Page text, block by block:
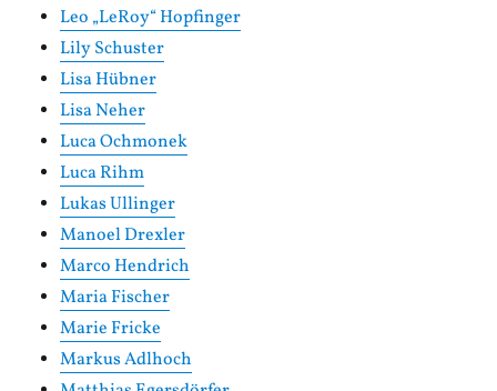
Leo „LeRoy“ Hopfinger
Lily Schuster
Lisa Hübner
Lisa Neher
Luca Ochmonek
Luca Rihm
Lukas Ullinger
Manoel Drexler
Marco Hendrich
Maria Fischer
Marie Fricke
Markus Adlhoch